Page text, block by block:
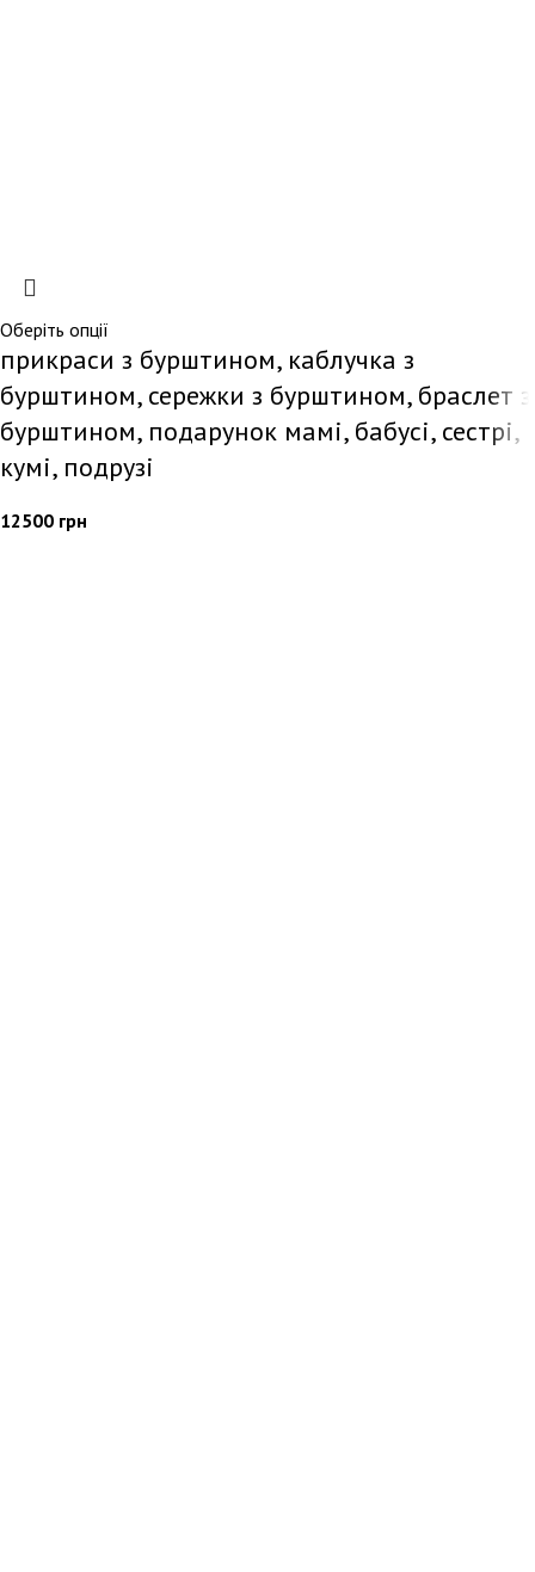
Оберіть опції
прикраси з бурштином, каблучка з
бурштином, сережки з бурштином, браслет з
бурштином, подарунок мамі, бабусі, сестрі,
кумі, подрузі
12500 грн